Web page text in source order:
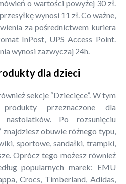
o wartości powyżej 30 zł.
wynosi 11 zł. Co ważne,
za pośrednictwem kuriera
InPost, UPS Access Point.
wynosi zazwyczaj 24h.
dla dzieci
sekcje “Dziecięce”. W tym
przeznaczone dla
nastolatków. Po rozsunięciu
obuwie różnego typu,
sportowe, sandałki, trampki,
Oprócz tego możesz również
popularnych marek: EMU
Crocs, Timberland, Adidas,